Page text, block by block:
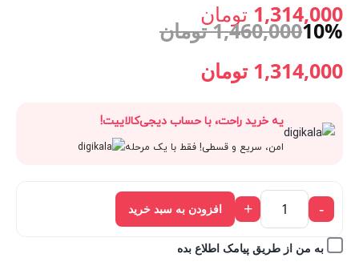
اصلی: 1,314,000 تومان
1,314,000 تومان.
10%
1,460,000 تومان
قیمت
1,460,000 تومان
بود.
1,314,000 تومان
فعلی:
1,314,000 تومان.
یه خرید راحت، با حساب دیجی‌کالاییت!
امن، سریع و قسطی! فقط با یک مرحله
-
+ افزودن به سبد خرید
به من از طریق پیامک اطلاع بده